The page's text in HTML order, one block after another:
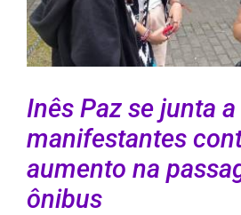
Inês Paz se junta a
manifestantes
aumento na
ônibus